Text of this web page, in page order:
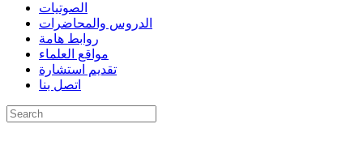
الصوتيات
الدروس والمحاضرات
روابط هامة
مواقع العلماء
تقديم استشارة
اتصل بنا